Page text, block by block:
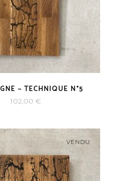
– TECHNIQUE N°5
102,00 €
VENDU